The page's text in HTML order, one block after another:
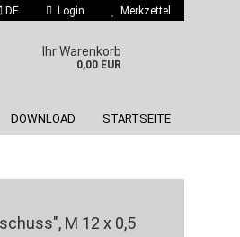
DE Login Merkzettel
Ihr Warenkorb
0,00 EUR
DOWNLOAD STARTSEITE
M 12 x 0,5